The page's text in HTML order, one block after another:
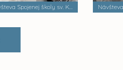
Návšteva Spojenej školy sv. Košických mučeníkov